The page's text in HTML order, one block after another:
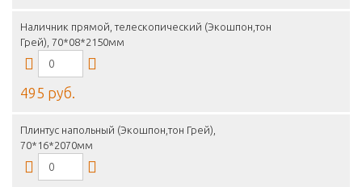
Наличник прямой, телескопический (Экошпон,тон
Грей), 70*08*2150мм
495 руб.
Плинтус напольный (Экошпон,тон Грей),
70*16*2070мм